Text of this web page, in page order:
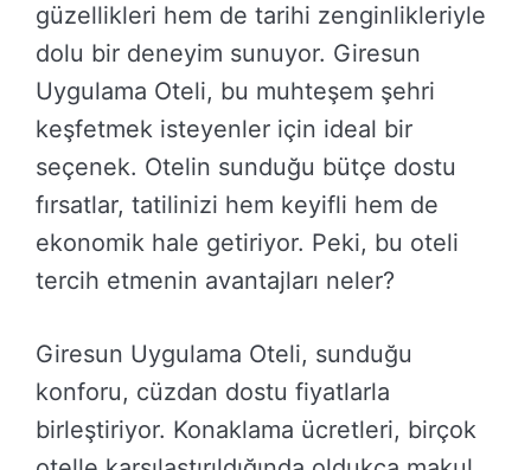
güzellikleri hem de tarihi zenginlikleriyle
dolu bir deneyim sunuyor. Giresun
Uygulama Oteli, bu muhteşem şehri
keşfetmek isteyenler için ideal bir
seçenek. Otelin sunduğu bütçe dostu
fırsatlar, tatilinizi hem keyifli hem de
ekonomik hale getiriyor. Peki, bu oteli
tercih etmenin avantajları neler?
Giresun Uygulama Oteli, sunduğu
konforu, cüzdan dostu fiyatlarla
birleştiriyor. Konaklama ücretleri, birçok